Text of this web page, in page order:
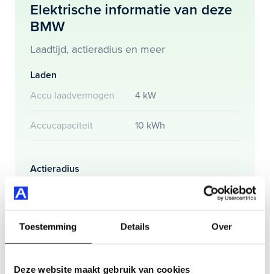
Toestemming Details Over
Deze website maakt gebruik van cookies
Je koopt hem voor € 24.895,- maar je kan deze BMW X1
ook bij ons financieren of leasen.
Maak snel een afspraak in de showroom of bestel hem
direct online.
Elektrische informatie van deze
BMW
Laadtijd, actieradius en meer
Laden
Accu laadvermogen
4 kW
Accucapaciteit 10 kWh
Actieradius
Gemmiddeld elektrisch